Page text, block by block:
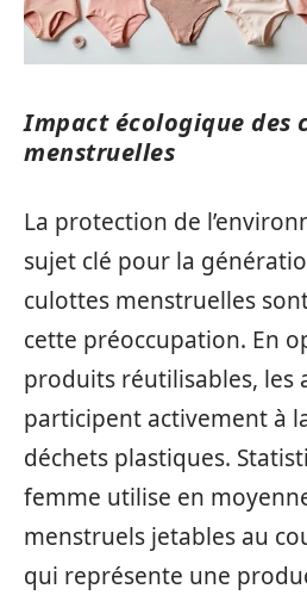
Impact écologique des
menstruelles
La protection de
sujet clé pour la
culottes menstruelles
cette préoccupation. En
produits réutilisables, les
participent activement à
déchets plastiques.
femme utilise en
menstruels jetables au
qui représente une